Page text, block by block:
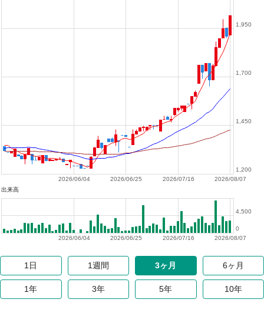
2026/08/07
2026/07/16
2026/06/25
2026/06/04
1,200
1,450
1,700
1,950
出来高
2026/08/07
2026/07/16
2026/06/25
2026/06/04
0
4,500
1日 1週間 3ヶ月 6ヶ月
1年 3年 5年 10年